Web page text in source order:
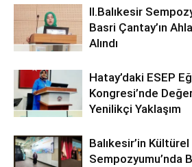
ll.Balıkesir
Basri Çantay’ın
Alındı
Hatay’daki ESEP
Kongresi’nde
Yenilikçi Yaklaşım
Balıkesir’in
Sempozyumu’nda